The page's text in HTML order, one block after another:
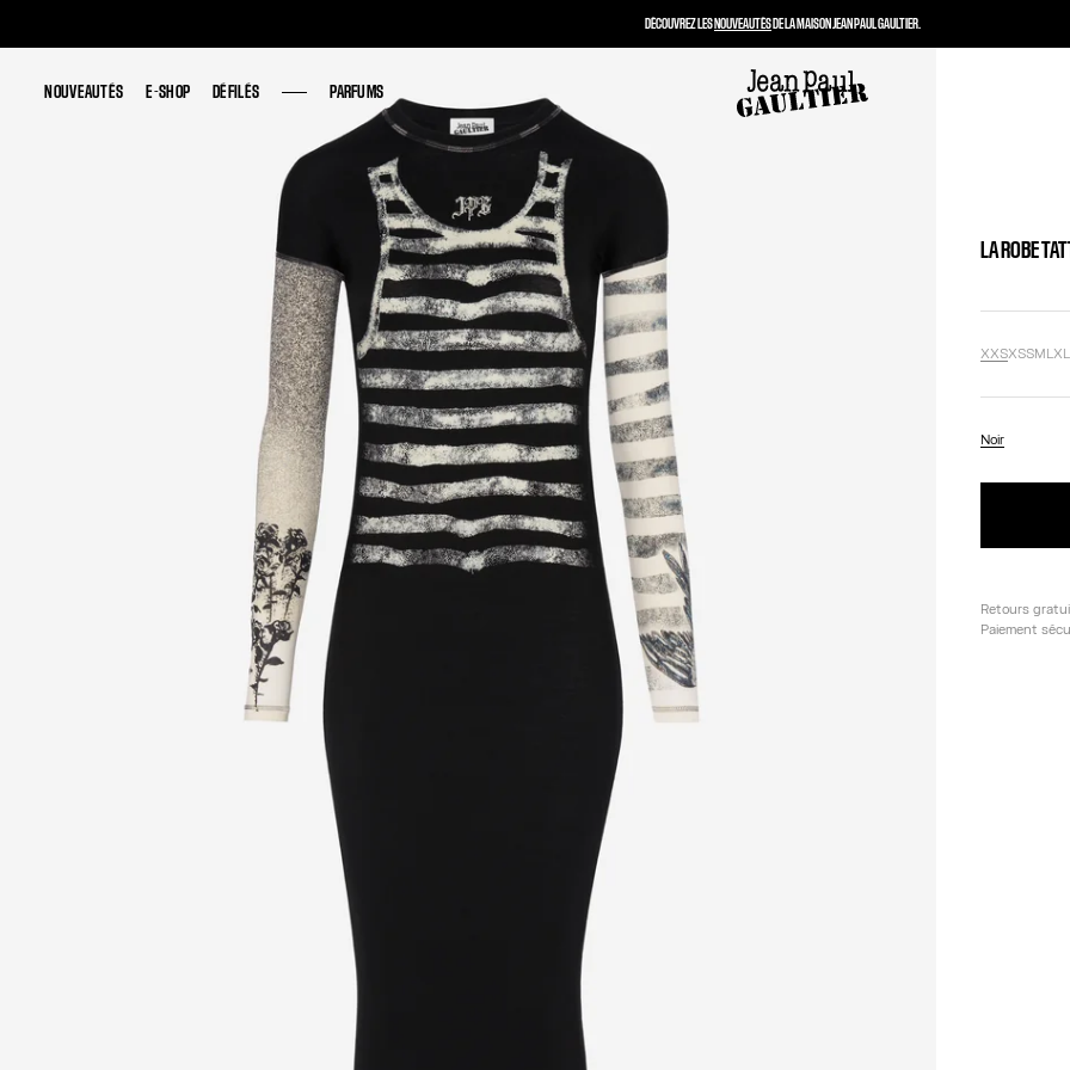
NOUVEAUTÉS E-SHOP DÉFILÉS PARFUMS
NOUVEAUTÉS E-SHOP DÉFILÉS PARFUMS
LA ROBE
XXSXSSMLXL
Noir
Retours
Paiement
DÉCOUVREZ LESNOUVEAUTÉSDE LA MAISON JEAN PAUL GAULTIER.